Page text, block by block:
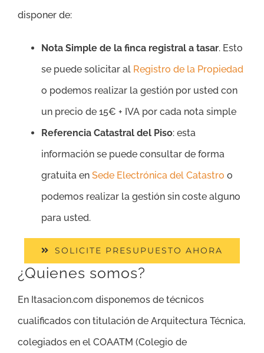
disponer de:
Nota Simple de la finca registral a tasar. Esto
se puede solicitar al Registro de la Propiedad
o podemos realizar la gestión por usted con
un precio de 15€ + IVA por cada nota simple
Referencia Catastral del Piso: esta
información se puede consultar de forma
gratuita en Sede Electrónica del Catastro o
podemos realizar la gestión sin coste alguno
para usted.
SOLICITE PRESUPUESTO AHORA
¿Quienes somos?
En Itasacion.com disponemos de técnicos
cualificados con titulación de Arquitectura Técnica,
colegiados en el COAATM (Colegio de